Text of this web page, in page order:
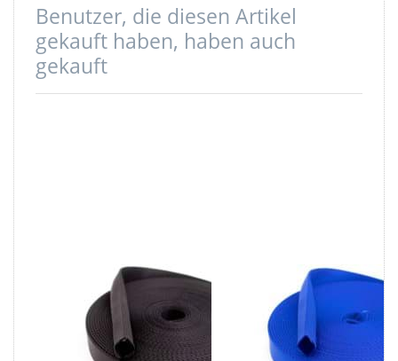
Benutzer, die diesen Artikel
gekauft haben, haben auch
gekauft
Schlauchgurt
/Schlauchband
Schlauchgurt
/Schlauchband